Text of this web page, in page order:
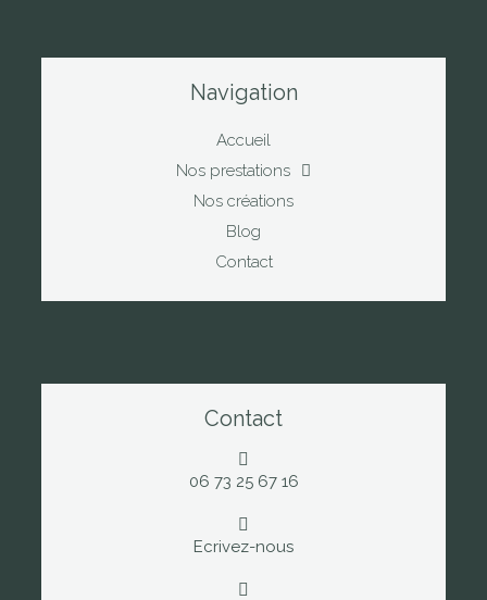
Navigation
Accueil
Nos prestations
Nos créations
Blog
Contact
Contact
06 73 25 67 16
Ecrivez-nous